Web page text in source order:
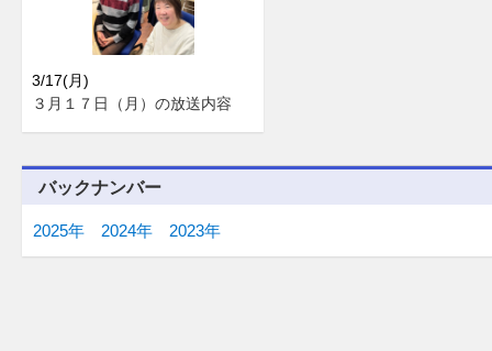
3/17(月)
３月１７日（月）の放送内容
バックナンバー
2025年 2024年 2023年